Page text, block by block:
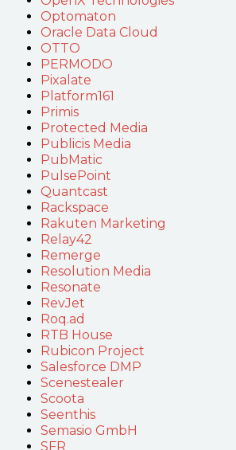
Optomaton
Oracle Data Cloud
OTTO
PERMODO
Pixalate
Platform161
Primis
Protected Media
Publicis Media
PubMatic
PulsePoint
Quantcast
Rackspace
Rakuten Marketing
Relay42
Remerge
Resolution Media
Resonate
RevJet
Roq.ad
RTB House
Rubicon Project
Salesforce DMP
Scenestealer
Scoota
Seenthis
Semasio GmbH
SFR